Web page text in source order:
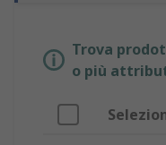
Trova
o più